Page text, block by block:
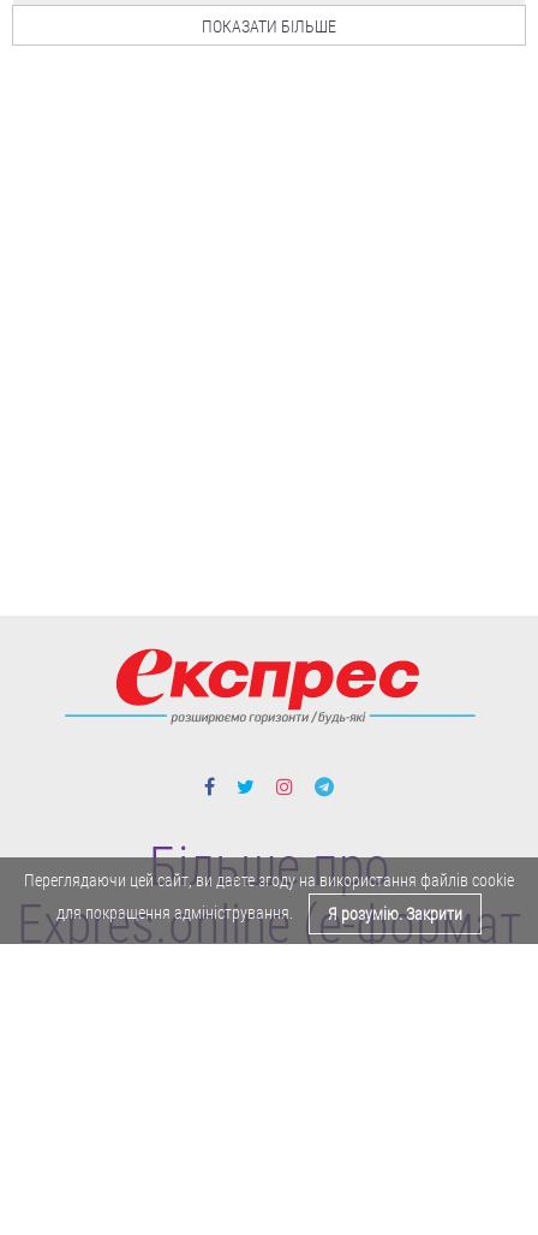
ПОКАЗАТИ БІЛЬШЕ
Більше про
Expres.online (e-формат
Переглядаючи цей сайт, ви даєте згоду на використання файлів cookie
для покращення адміністрування.
Я розумію. Закрити